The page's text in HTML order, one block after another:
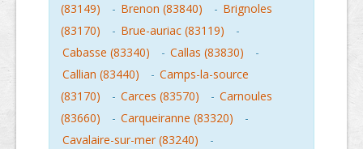
(83149)
- Brenon (83840) - Brignoles
(83170)
- Brue-auriac (83119)
-
Cabasse (83340)
- Callas (83830)
-
Callian (83440)
- Camps-la-source
(83170)
- Carces (83570) - Carnoules
(83660)
- Carqueiranne (83320)
-
Cavalaire-sur-mer (83240)
-